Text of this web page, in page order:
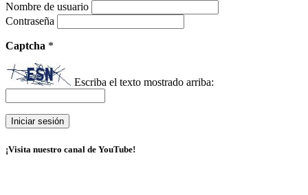
Nombre de usuario
Contraseña
Captcha *
Escriba el texto mostrado arriba:
¡Visita nuestro canal de YouTube!